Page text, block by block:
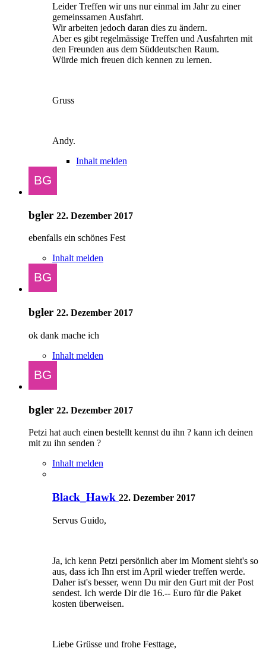
Leider Treffen wir uns nur einmal im Jahr zu einer
gemeinssamen Ausfahrt.
Wir arbeiten jedoch daran dies zu ändern.
Aber es gibt regelmässige Treffen und Ausfahrten mit
den Freunden aus dem Süddeutschen Raum.
Würde mich freuen dich kennen zu lernen.
Gruss
Andy.
Inhalt melden
bgler 22. Dezember 2017
ebenfalls ein schönes Fest
Inhalt melden
bgler 22. Dezember 2017
ok dank mache ich
Inhalt melden
bgler 22. Dezember 2017
Petzi hat auch einen bestellt kennst du ihn ? kann ich deinen
mit zu ihn senden ?
Inhalt melden
Black_Hawk 22. Dezember 2017
Servus Guido,
Ja, ich kenn Petzi persönlich aber im Moment sieht's so
aus, dass ich Ihn erst im April wieder treffen werde.
Daher ist's besser, wenn Du mir den Gurt mit der Post
sendest. Ich werde Dir die 16.-- Euro für die Paket
kosten überweisen.
Liebe Grüsse und frohe Festtage,